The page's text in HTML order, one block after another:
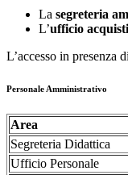
La segreteria
L’ufficio acquisti
L’accesso in presenza
Personale Amministrativo
Area
Segreteria Didattica
Ufficio Personale